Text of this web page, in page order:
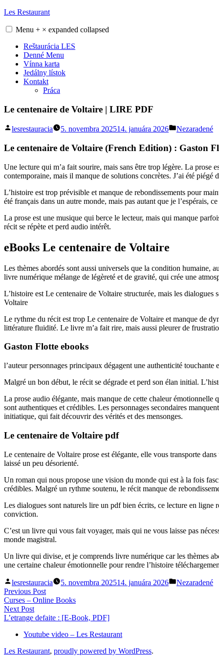
Skip
content
Les Restaurant
Menu + × expanded collapsed
Reštaurácia LES
Denné Menu
Vínna karta
Jedálny lístok
Kontakt
Práca
Le centenaire de Voltaire | LIRE PDF
Posted
lesrestauracia 5. novembra 202514. januára 2026
Posted
Nezaradené
Le centenaire de Voltaire (French Edition) : Gaston
Une lecture qui m’a fait sourire, mais sans être trop légère. La prose
contemporaine, mais il manque de solutions concrètes. J’ai été
L’histoire est trop prévisible et manque de rebondissements pour
été français dans un autre monde, mais pas autant que je l’espérais,
La prose est une musique qui berce le lecteur, mais qui manque
récit se répète et perd audio intérêt.
eBooks Le centenaire de Voltaire
Les thèmes abordés sont aussi universels que la condition humaine,
livre numérique mélange de légèreté et de gravité, qui crée une
L’histoire est Le centenaire de Voltaire structurée, mais les
Voltaire
Le rythme du récit est trop Le centenaire de Voltaire et manque de
littérature fluidité. Le livre m’a fait rire, mais aussi pleurer de
Gaston Flotte ebooks
l’auteur personnages principaux dégagent une authenticité
Malgré un bon début, le récit se dégrade et perd son élan initial.
La prose audio élégante, mais manque de cette chaleur
sont authentiques et crédibles. Les personnages secondaires
initiatique, qui fait découvrir des vérités et des mensonges.
Le centenaire de Voltaire pdf
Le centenaire de Voltaire prose est élégante, elle vous transporte
laissé un peu désorienté.
Un roman qui nous propose une vision du monde qui est à la fois
crédibles. Malgré un rythme soutenu, le récit manque de
Les dialogues sont naturels lire un pdf bien écrits, ce lecture en ligne
conviction.
C’est un livre qui vous fait voyager, mais qui ne vous laisse pas
monde magistral.
Un livre qui divise, et je comprends livre numérique car les thèmes
une certaine chaleur émotionnelle pour rendre l’histoire
Posted
by
lesrestauracia 5. novembra 202514. januára 2026
Posted
Nezaradené
Navigácia
v
článku
Previous PostPrevious
post:
Curses – Online Books
Next PostNext
post:
L’etrange defaite : [E-Book, PDF]
Youtube video – Les Restaurant
Les Restaurant, proudly powered by WordPress.